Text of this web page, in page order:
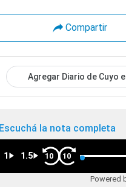
Compartir
Agregar Diario de Cuyo
Escuchá la nota completa
1 1.5 10 10
Powered